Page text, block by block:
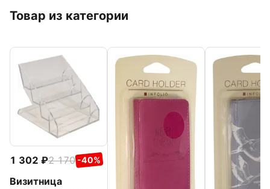
Товар из категории
1 302 2 170 -40%
Визитница